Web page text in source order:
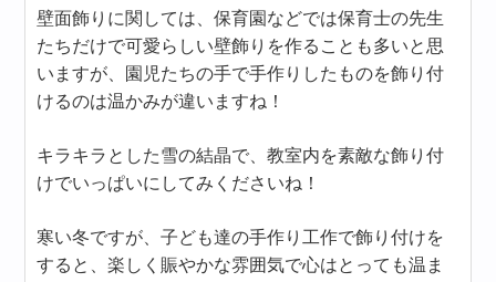
壁面飾りに関しては、保育園などでは保育士の先生
たちだけで可愛らしい壁飾りを作ることも多いと思
いますが、園児たちの手で手作りしたものを飾り付
けるのは温かみが違いますね！
キラキラとした雪の結晶で、教室内を素敵な飾り付
けでいっぱいにしてみくださいね！
寒い冬ですが、子ども達の手作り工作で飾り付けを
すると、楽しく賑やかな雰囲気で心はとっても温ま